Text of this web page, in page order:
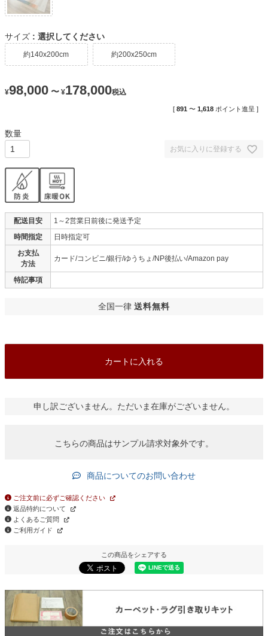
¥98,000 〜 ¥178,000税込
[ 891 〜 1,618 ポイント進呈 ]
サイズ 選択してください
約140x200cm 約200x250cm
お気に入りに登録する
カートに入れる
申し訳ございません。ただいま在庫がございません。
配送目安
1～2営業日前後に発送予定
時間指定
日時指定可
お支払
方法
カード/コンビニ/銀行/ゆうちょ/NP後払い/Amazon pay
特記事項
全国一律 送料無料
こちらの商品はサンプル請求対象外です。
商品についてのお問い合わせ
ご注文前に必ずご確認ください
返品特約について
よくあるご質問
ご利用ガイド
この商品をシェアする